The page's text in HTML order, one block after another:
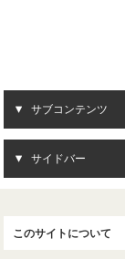
サブコンテンツ
サイドバー
このサイトについて